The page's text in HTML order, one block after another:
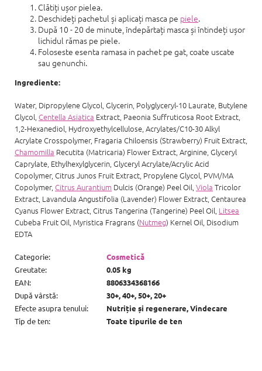
Clătiți ușor pielea.
Deschideți pachetul și aplicați masca pe piele.
După 10 - 20 de minute, îndepărtați masca și întindeți ușor
lichidul rămas pe piele.
Foloseste esenta ramasa in pachet pe gat, coate uscate
sau genunchi.
Ingrediente:
Water, Dipropylene Glycol, Glycerin, Polyglyceryl-10 Laurate, Butylene
Glycol, Centella Asiatica Extract, Paeonia Suffruticosa Root Extract,
1,2-Hexanediol, Hydroxyethylcellulose, Acrylates/C10-30 Alkyl
Acrylate Crosspolymer, Fragaria Chiloensis (Strawberry) Fruit Extract,
Chamomilla Recutita (Matricaria) Flower Extract, Arginine, Glyceryl
Caprylate, Ethylhexylglycerin, Glyceryl Acrylate/Acrylic Acid
Copolymer, Citrus Junos Fruit Extract, Propylene Glycol, PVM/MA
Copolymer, Citrus Aurantium Dulcis (Orange) Peel Oil, Viola Tricolor
Extract, Lavandula Angustifolia (Lavender) Flower Extract, Centaurea
Cyanus Flower Extract, Citrus Tangerina (Tangerine) Peel Oil, Litsea
Cubeba Fruit Oil, Myristica Fragrans (Nutmeg) Kernel Oil, Disodium
EDTA
Categorie:
Cosmetică
Greutate:
0.05 kg
EAN:
8806334368166
După vârstă:
30+, 40+, 50+, 20+
Efecte asupra tenului:
Nutriție și regenerare, Vindecare
Tip de ten: Toate tipurile de ten